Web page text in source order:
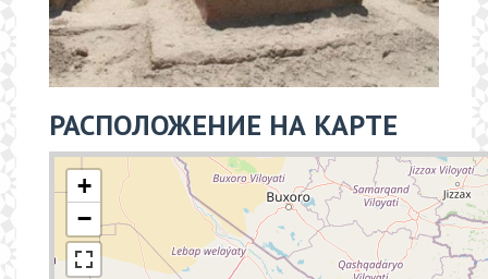
РАСПОЛОЖЕНИЕ НА КАРТЕ
+
−